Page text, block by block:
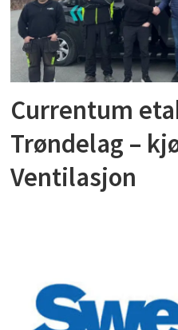
Currentum
Trøndelag –
Ventilasjon